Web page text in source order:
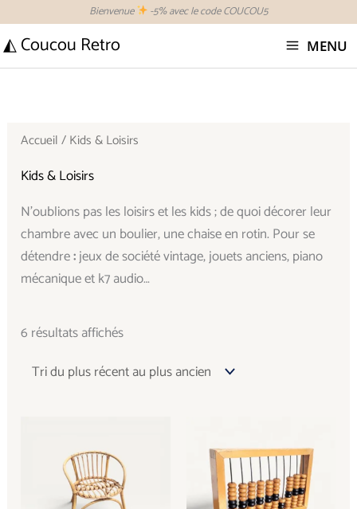
contenu
Bienvenue -5% avec le code COUCOU5
◭ Coucou Retro MENU
Accueil / Kids & Loisirs
Kids & Loisirs
N’oublions pas les loisirs et les kids ; de quoi décorer leur
chambre avec un boulier, une chaise en rotin. Pour se
détendre:jeux de société vintage, jouets anciens, piano
mécanique et k7 audio…
6 résultats affichés
Trié
plus